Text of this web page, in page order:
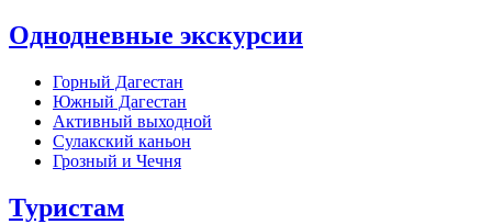
Однодневные экскурсии
Горный Дагестан
Южный Дагестан
Активный выходной
Сулакский каньон
Грозный и Чечня
Туристам